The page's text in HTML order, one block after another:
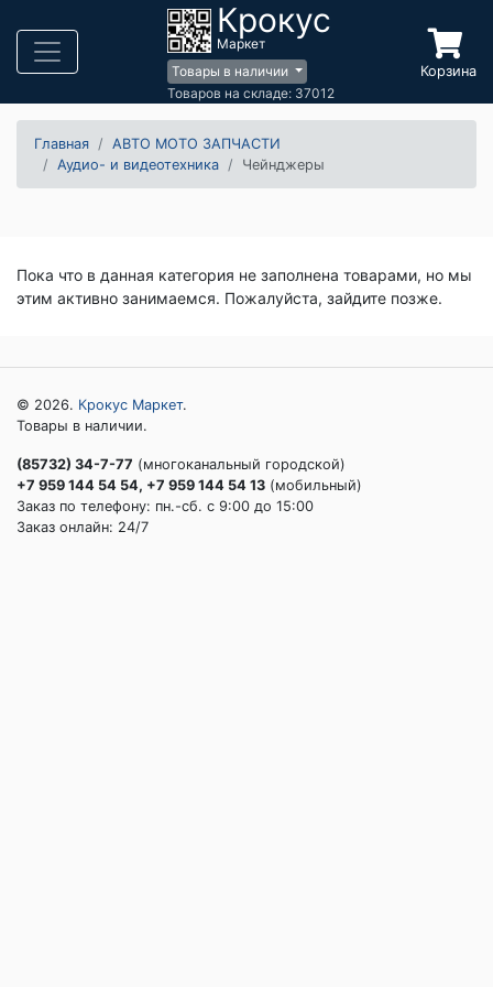
Крокус
Маркет
Товары в наличии
Товаров на складе: 37012
Корзина
Главная
АВТО МОТО ЗАПЧАСТИ
Аудио- и видеотехника
Чейнджеры
Пока что в данная категория не заполнена товарами, но мы
этим активно занимаемся. Пожалуйста, зайдите позже.
© 2026. Крокус Маркет.
Товары в наличии.
(85732) 34-7-77 (многоканальный городской)
+7 959 144 54 54, +7 959 144 54 13 (мобильный)
Заказ по телефону: пн.-сб. c 9:00 до 15:00
Заказ онлайн: 24/7